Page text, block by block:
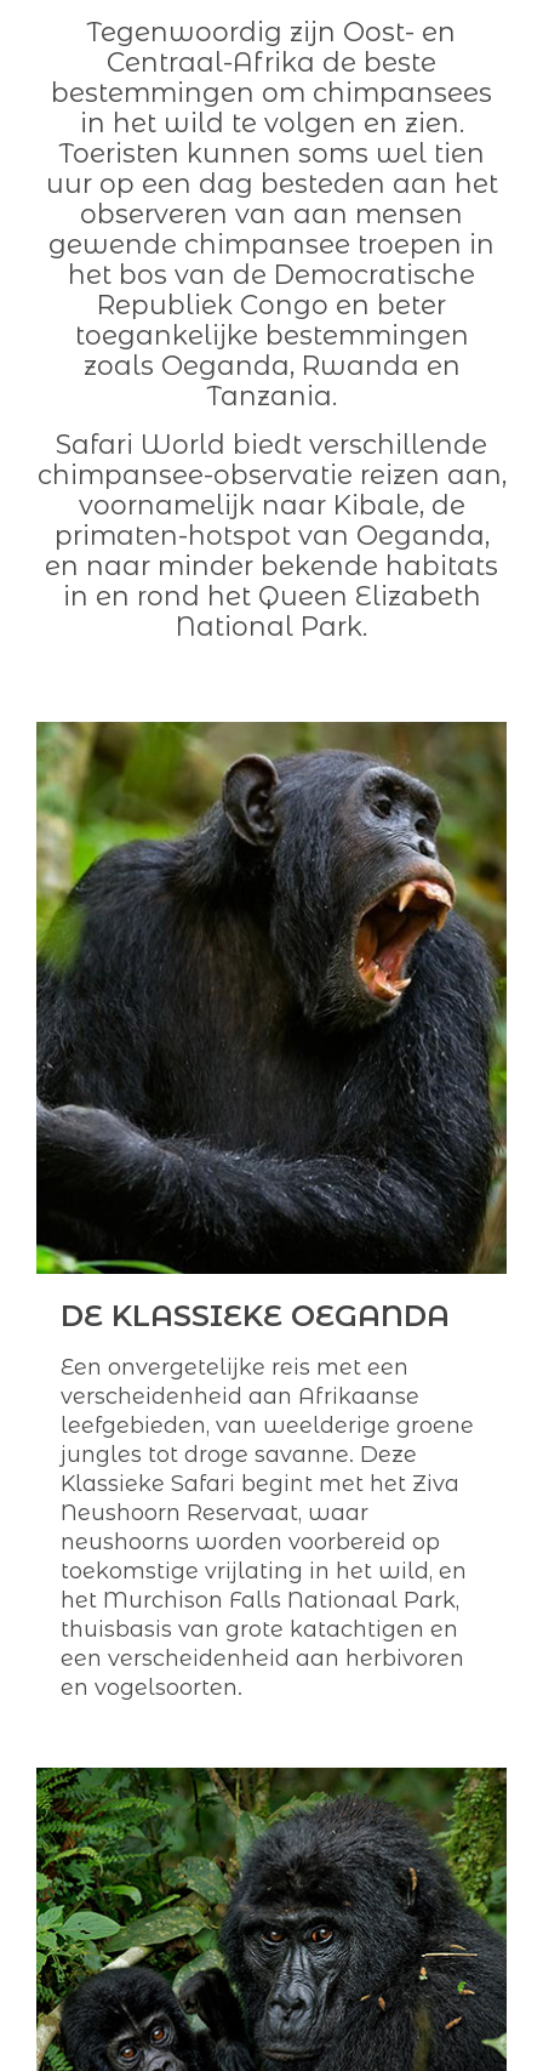
Tegenwoordig zijn Oost- en
Centraal-Afrika de beste
bestemmingen om chimpansees
in het wild te volgen en zien.
Toeristen kunnen soms wel tien
uur op een dag besteden aan het
observeren van aan mensen
gewende chimpansee troepen in
het bos van de Democratische
Republiek Congo en beter
toegankelijke bestemmingen
zoals Oeganda, Rwanda en
Tanzania.
Safari World biedt verschillende
chimpansee-observatie reizen aan,
voornamelijk naar Kibale, de
primaten-hotspot van Oeganda,
en naar minder bekende habitats
in en rond het Queen Elizabeth
National Park.
DE KLASSIEKE OEGANDA
Een onvergetelijke reis met een
verscheidenheid aan Afrikaanse
leefgebieden, van weelderige groene
jungles tot droge savanne. Deze
Klassieke Safari begint met het Ziva
Neushoorn Reservaat, waar
neushoorns worden voorbereid op
toekomstige vrijlating in het wild, en
het Murchison Falls Nationaal Park,
thuisbasis van grote katachtigen en
een verscheidenheid aan herbivoren
en vogelsoorten.